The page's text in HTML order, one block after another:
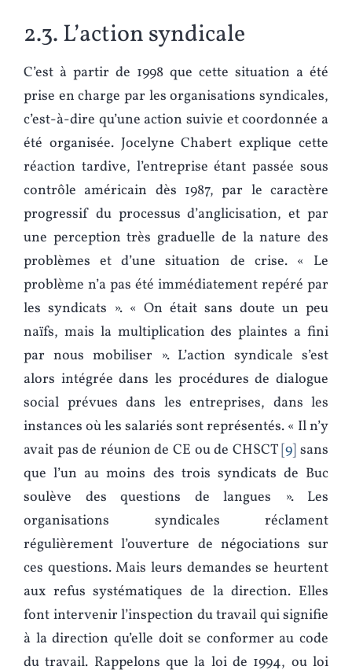
2.3. L’action syndicale
C’est à partir de 1998 que cette situation a été
prise en charge par les organisations syndicales,
c’est-à-dire qu’une action suivie et coordonnée a
été organisée. Jocelyne Chabert explique cette
réaction tardive, l’entreprise étant passée sous
contrôle américain dès 1987, par le caractère
progressif du processus d’anglicisation, et par
une perception très graduelle de la nature des
problèmes et d’une situation de crise. « Le
problème n’a pas été immédiatement repéré par
les syndicats ». « On était sans doute un peu
naïfs, mais la multiplication des plaintes a fini
par nous mobiliser ». L’action syndicale s’est
alors intégrée dans les procédures de dialogue
social prévues dans les entreprises, dans les
instances où les salariés sont représentés. « Il n’y
avait pas de réunion de CE ou de CHSCT 9 sans
que l’un au moins des trois syndicats de Buc
soulève des questions de langues ». Les
organisations syndicales réclament
régulièrement l’ouverture de négociations sur
ces questions. Mais leurs demandes se heurtent
aux refus systématiques de la direction. Elles
font intervenir l’inspection du travail qui signifie
à la direction qu’elle doit se conformer au code
du travail. Rappelons que la loi de 1994, ou loi